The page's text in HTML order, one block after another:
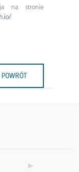
na stronie
POWRÓT
►